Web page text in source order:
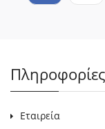
Πληροφορίες
Εταιρεία